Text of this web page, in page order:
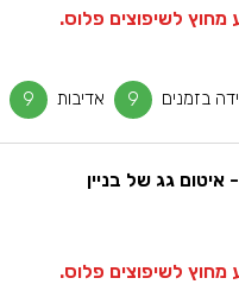
מחוץ לשיפוצים פלוס.
בזמנים 9 אדיבות 9
- איטום גג של בניין
מחוץ לשיפוצים פלוס.